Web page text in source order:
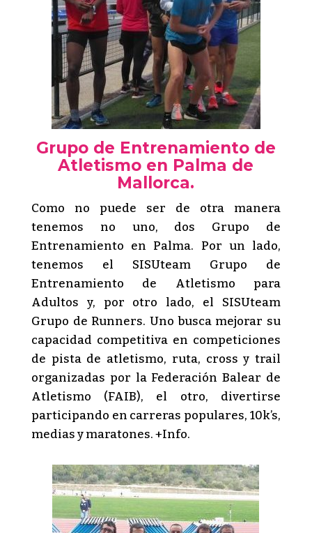
Grupo de Entrenamiento de
Atletismo en Palma de
Mallorca.
Como no puede ser de otra manera
tenemos no uno, dos Grupo de
Entrenamiento en Palma. Por un lado,
tenemos el SISUteam Grupo de
Entrenamiento de Atletismo para
Adultos y, por otro lado, el SISUteam
Grupo de Runners. Uno busca mejorar su
capacidad competitiva en competiciones
de pista de atletismo, ruta, cross y trail
organizadas por la Federación Balear de
Atletismo (FAIB), el otro, divertirse
participando en carreras populares, 10k’s,
medias y maratones. +Info.